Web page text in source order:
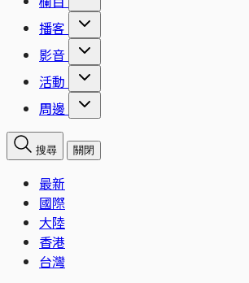
播客
影音
活動
周邊
搜尋 關閉
最新
國際
大陸
香港
台灣